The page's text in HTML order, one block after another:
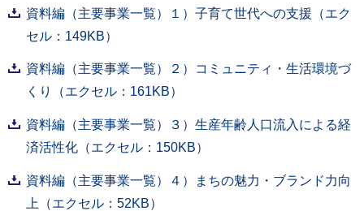
資料編（主要事業一覧）１）子育て世代への支援（エク
セル：149KB）
資料編（主要事業一覧）２）コミュニティ・生活環境づ
くり（エクセル：161KB）
資料編（主要事業一覧）３）生産年齢人口流入による経
済活性化（エクセル：150KB）
資料編（主要事業一覧）４）まちの魅力・ブランド力向
上（エクセル：52KB）